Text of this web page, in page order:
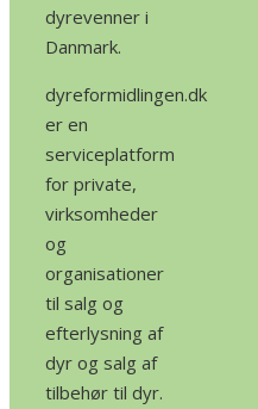
dyrevenner i
Danmark.
dyreformidlingen.dk
er en
serviceplatform
for private,
virksomheder
og
organisationer
til salg og
efterlysning af
dyr og salg af
tilbehør til dyr.